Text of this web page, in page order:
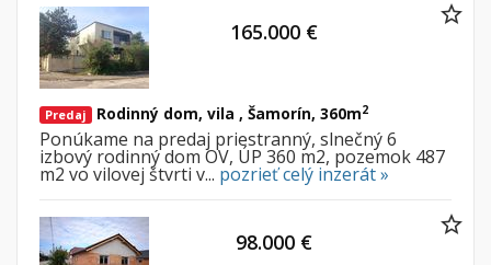
Predaj Rodinný dom, vila , Šamorín, 360m2
Ponúkame na predaj priestranný, slnečný 6
izbový rodinný dom OV, ÚP 360 m2, pozemok 487
m2 vo vilovej štvrti v... pozrieť celý inzerát »
165.000 €
98.000 €